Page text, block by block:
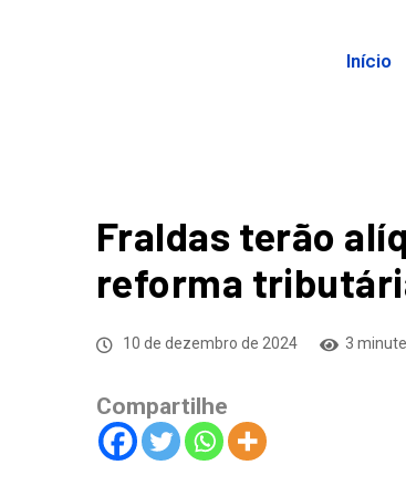
Início
Fraldas terão
reforma
10 de dezembro de 2024 3
Compartilhe